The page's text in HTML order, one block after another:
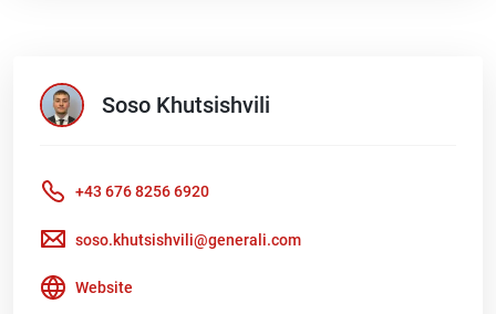
Soso Khutsishvili
+43 676 8256 6920
soso.khutsishvili@generali.com
Website